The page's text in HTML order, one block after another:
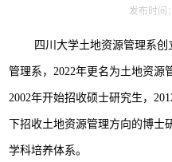
发布时间
四川大学土地资源管理系
管理系，2022年更名为土地资源
2002年开始招收硕士研究生，
下招收土地资源管理方向的博
学科培养体系。